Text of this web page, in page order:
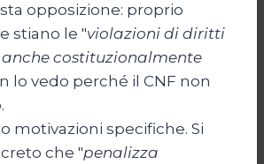
opposizione: proprio
stiano le "violazioni di diritti
costituzionalmente
lo vedo perché il CNF non
motivazioni specifiche. Si
che "penalizza